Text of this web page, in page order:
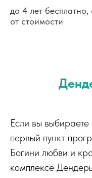
до 4 лет
от стоимости
Если вы выбираете
первый пункт
Богини любви и
комплексе